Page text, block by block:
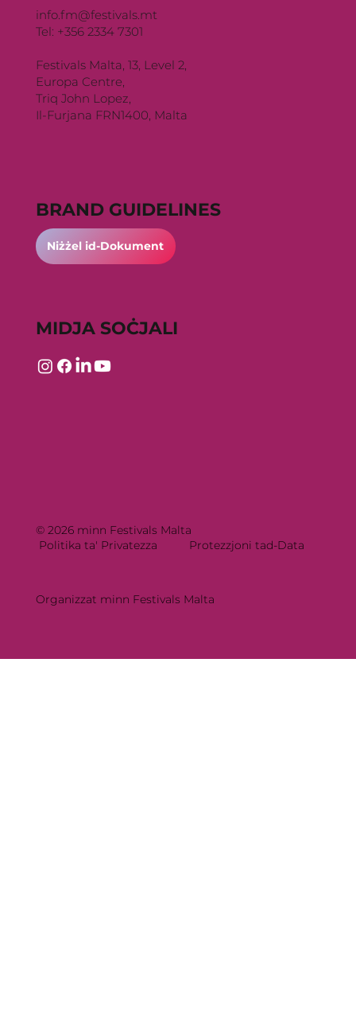
info.fm@festivals.mt
Tel: +356 2334 7301
Festivals Malta, 13, Level 2,
Europa Centre,
Triq John Lopez,
Il-Furjana FRN1400, Malta
MIDJA SOĊJALI
BRAND GUIDELINES
Niżżel id-Dokument
© 2026 minn Festivals Malta
Politika ta' Privatezza
Protezzjoni tad-Data
Organizzat minn Festivals Malta